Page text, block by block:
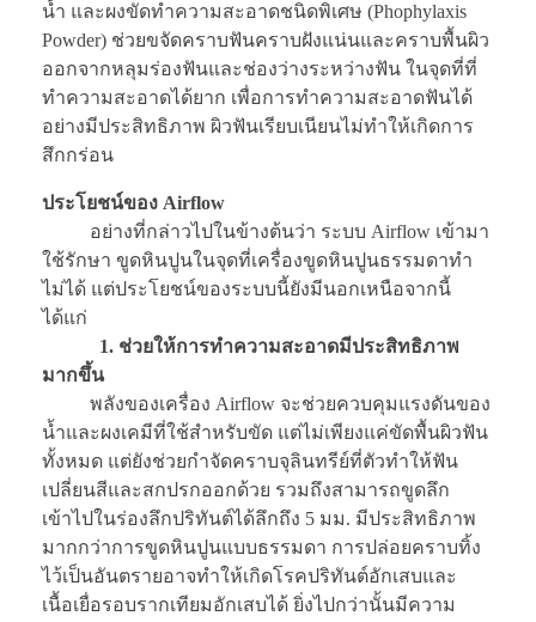
น้ำ และผงขัดทำความสะอาดชนิดพิเศษ (Phophylaxis
Powder) ช่วยขจัดคราบฟันคราบฝังแน่นและคราบพื้นผิว
ออกจากหลุมร่องฟันและช่องว่างระหว่างฟัน ในจุดที่ที่
ทำความสะอาดได้ยาก เพื่อการทำความสะอาดฟันได้
อย่างมีประสิทธิภาพ ผิวฟันเรียบเนียนไม่ทำให้เกิดการ
สึกกร่อน
ประโยชน์ของ Airflow
อย่างที่กล่าวไปในข้างต้นว่า ระบบ Airflow เข้ามา
ใช้รักษา ขูดหินปูนในจุดที่เครื่องขูดหินปูนธรรมดาทำ
ไม่ได้ แต่ประโยชน์ของระบบนี้ยังมีนอกเหนือจากนี้
ได้แก่
1. ช่วยให้การทำความสะอาดมีประสิทธิภาพ
มากขึ้น
พลังของเครื่อง Airflow จะช่วยควบคุมแรงดันของ
น้ำและผงเคมีที่ใช้สำหรับขัด แต่ไม่เพียงแค่ขัดพื้นผิวฟัน
ทั้งหมด แต่ยังช่วยกำจัดคราบจุลินทรีย์ที่ตัวทำให้ฟัน
เปลี่ยนสีและสกปรกออกด้วย รวมถึงสามารถขูดลึก
เข้าไปในร่องลึกปริทันต์ได้ลึกถึง 5 มม. มีประสิทธิภาพ
มากกว่าการขูดหินปูนแบบธรรมดา การปล่อยคราบทิ้ง
ไว้เป็นอันตรายอาจทำให้เกิดโรคปริทันต์อักเสบและ
เนื้อเยื่อรอบรากเทียมอักเสบได้ ยิ่งไปกว่านั้นมีความ